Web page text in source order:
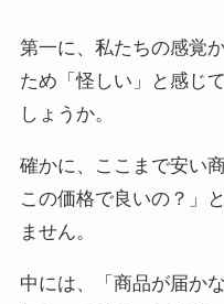
第一に、私たちの感覚
ため「怪しい」と感じ
しょうか。
確かに、ここまで安い
この価格で良いの？」
ません。
中には、「商品が届か